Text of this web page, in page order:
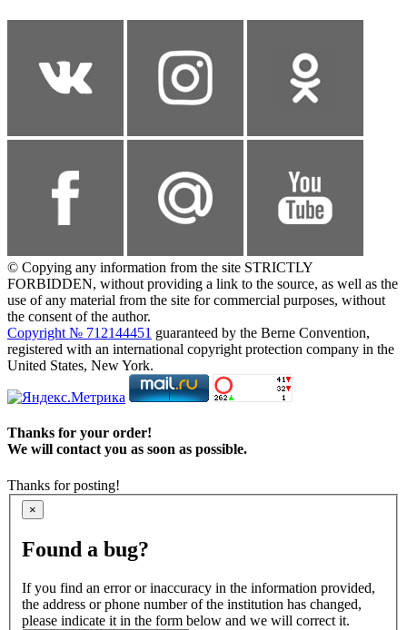
© Copying any information from the site STRICTLY
FORBIDDEN, without providing a link to the source, as well as the
use of any material from the site for commercial purposes, without
the consent of the author.
Copyright № 712144451 guaranteed by the Berne Convention,
registered with an international copyright protection company in the
United States, New York.
Thanks for your order!
We will contact you as soon as possible.
Thanks for posting!
×
Found a bug?
If you find an error or inaccuracy in the information provided,
the address or phone number of the institution has changed,
please indicate it in the form below and we will correct it.